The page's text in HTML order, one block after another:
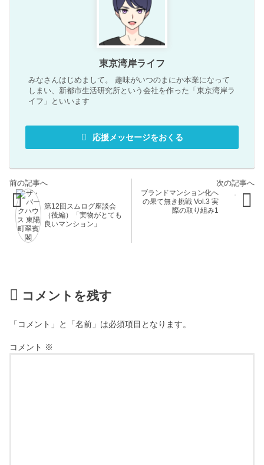
東京湾岸ライフ
みなさんはじめまして。 趣味がいつのまにか本業になって
しまい、新都市生活研究所という会社を作った「東京湾岸ラ
イフ」といいます
応援メッセージをおくる
第12回スムログ座談会
（後編）「実物がとても
良いマンション」
ブランドマンション化へ
の果て無き挑戦 Vol.3 実
際の取り組み1
コメントを残す
「コメント」と「名前」は必須項目となります。
コメント ※